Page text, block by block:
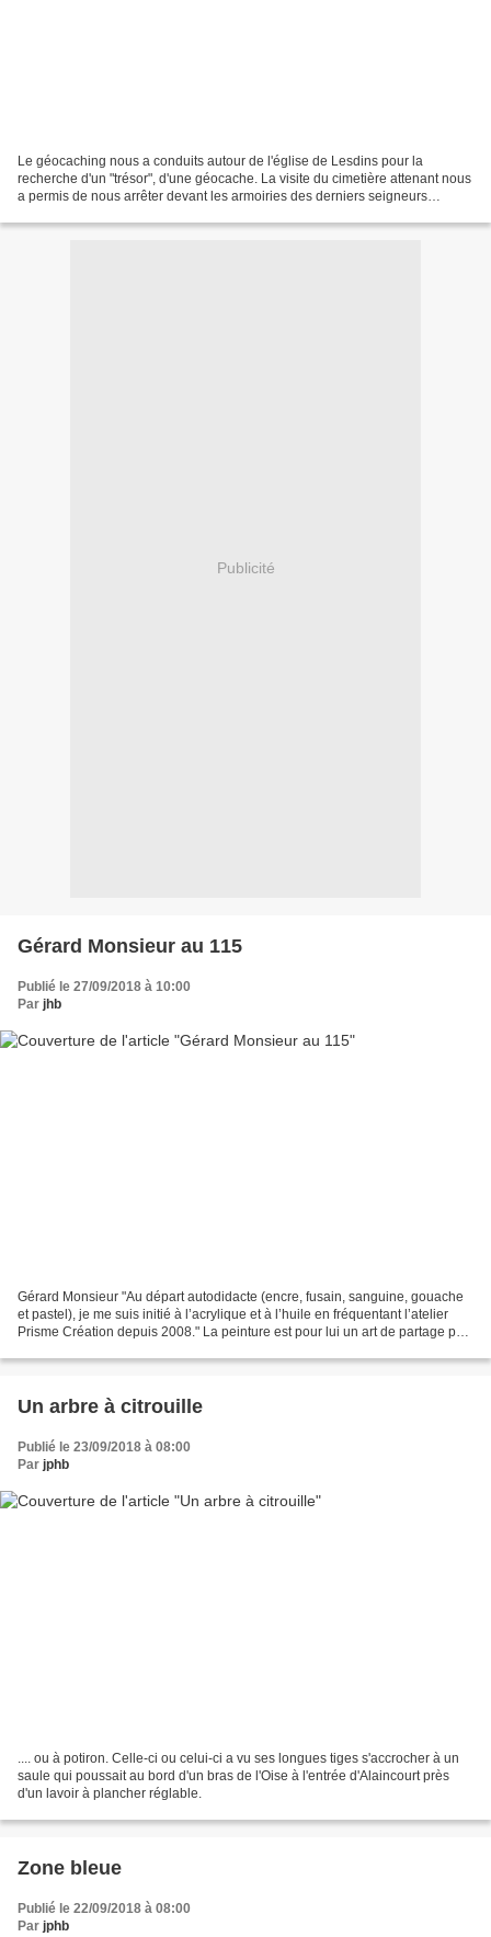
Le géocaching nous a conduits autour de l'église de Lesdins pour la
recherche d'un "trésor", d'une géocache. La visite du cimetière attenant nous
a permis de nous arrêter devant les armoiries des derniers seigneurs
Publicité
Gérard Monsieur au 115
Publié le 27/09/2018 à 10:00
Par jhb
Gérard Monsieur "Au départ autodidacte (encre, fusain, sanguine, gouache
et pastel), je me suis initié à l’acrylique et à l’huile en fréquentant l’atelier
Prisme Création depuis 2008." La peinture est pour lui un art de partage par
Un arbre à citrouille
Publié le 23/09/2018 à 08:00
Par jphb
.... ou à potiron. Celle-ci ou celui-ci a vu ses longues tiges s'accrocher à un
saule qui poussait au bord d'un bras de l'Oise à l'entrée d'Alaincourt près
d'un lavoir à plancher réglable.
Zone bleue
Publié le 22/09/2018 à 08:00
Par jphb